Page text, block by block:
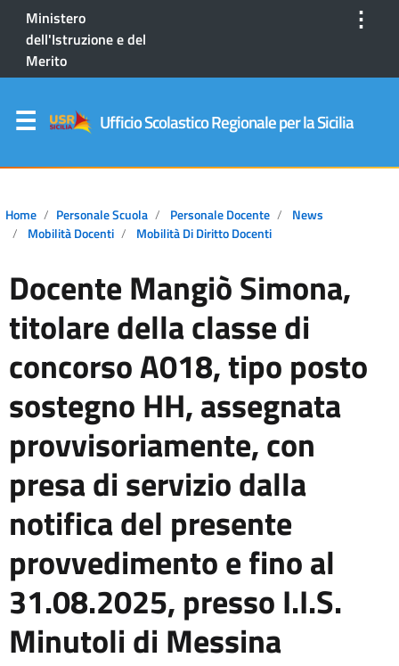
Ministero
dell'Istruzione e del
Merito
⋮
Ufficio Scolastico Regionale per la Sicilia
Home Personale Scuola Personale Docente
News
Mobilità Docenti
Mobilità Di Diritto Docenti
Docente Mangiò Simona,
titolare della classe di
concorso A018, tipo posto
sostegno HH, assegnata
provvisoriamente, con
presa di servizio dalla
notifica del presente
provvedimento e fino al
31.08.2025, presso I.I.S.
Minutoli di Messina